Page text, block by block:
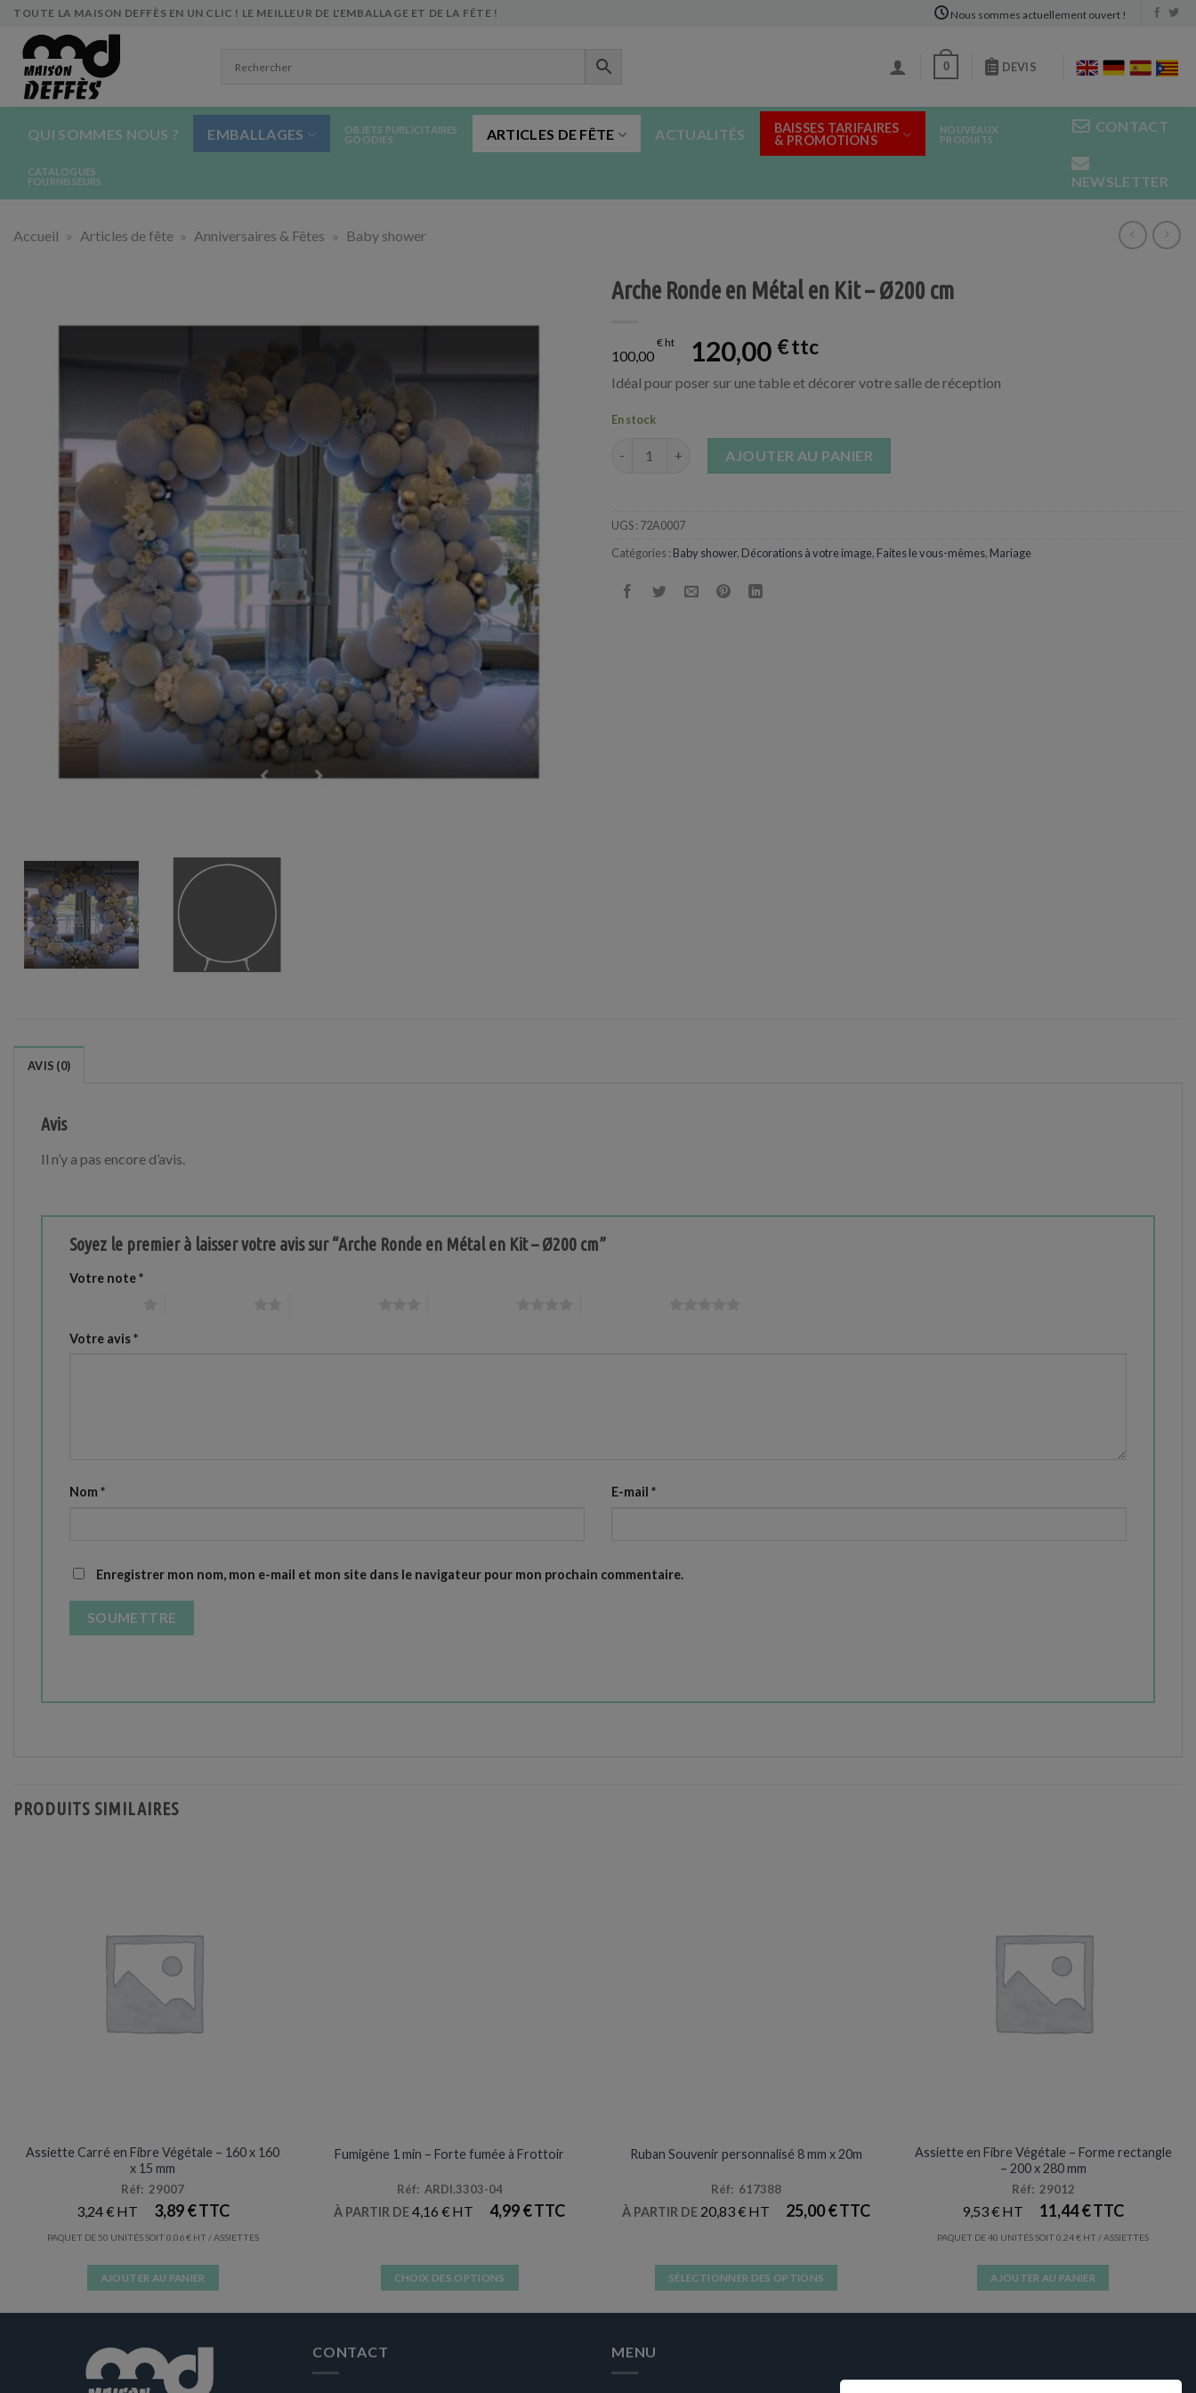
Skip
content
TOUTE LA MAISON DEFFÈS EN UN CLIC ! LE MEILLEUR DE L'EMBALLAGE ET DE LA FÊTE ! Nous sommes actuellement ouvert !
0 DEVIS
QUI SOMMES NOUS ? EMBALLAGES
OBJETS PUBLICITAIRES
GOODIES
ARTICLES DE FÊTE ACTUALITÉS
BAISSES TARIFAIRES
& PROMOTIONS
NOUVEAUX
PRODUITS
CATALOGUES
FOURNISSEURS
CONTACT
NEWSLETTER
Accueil » Articles de fête » Anniversaires & Fêtes » Baby shower
Arche Ronde en Métal en Kit – Ø200 cm
100,00
€ 120,00 €
Idéal pour poser sur une table et décorer votre salle de réception
En stock
AJOUTER AU PANIER
UGS : 72A0007
Catégories : Baby shower, Décorations à votre image, Faites le vous-mêmes, Mariage
AVIS (0)
Avis
Il n’y a pas encore d’avis.
Soyez le premier à laisser votre avis sur “Arche Ronde en Métal en Kit – Ø200 cm”
Votre note*
Votre avis*
Nom * E-mail *
Enregistrer mon nom, mon e-mail et mon site dans le navigateur pour mon prochain commentaire.
PRODUITS SIMILAIRES
Assiette Carré en Fibre Végétale – 160 x 160
x 15 mm
Réf: 29007
3,24€ 3,89€
PAQUET DE 50 UNITÉS SOIT 0,06€ / ASSIETTES
AJOUTER AU PANIER
Fumigène 1 min – Forte fumée à Frottoir
Réf: ARDI.3303-04
À PARTIR DE4,16€ 4,99€
CHOIX DES OPTIONS
Ruban Souvenir personnalisé 8 mm x 20m
Réf: 617388
À PARTIR DE 20,83€ 25,00€
SÉLECTIONNER DES OPTIONS
Assiette en Fibre Végétale – Forme rectangle
– 200 x 280 mm
Réf: 29012
9,53€ 11,44€
PAQUET DE 40 UNITÉS SOIT 0,24€ / ASSIETTES
AJOUTER AU PANIER
CONTACT MENU